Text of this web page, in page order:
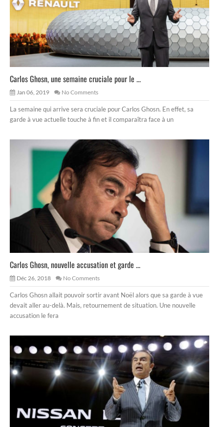
Carlos Ghosn, une semaine cruciale pour le ...
Jan 06, 2019 No Comments
La semaine qui arrive sera cruciale pour Carlos Ghosn. En effet, sa
garde à vue actuelle touche à fin et il comparaîtra face à un
Carlos Ghosn, nouvelle accusation et garde ...
Déc 26, 2018 No Comments
Carlos Ghosn allait pouvoir sortir avant Noël alors que sa garde à vue
devait aller au-delà. Mais, retournement de situation. Une nouvelle
accusation le fera